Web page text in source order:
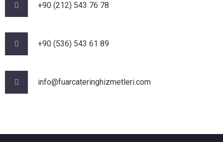
+90 (212) 543 76 78‬
‪+90 (536) 543 61 89‬
info@fuarcateringhizmetleri.com